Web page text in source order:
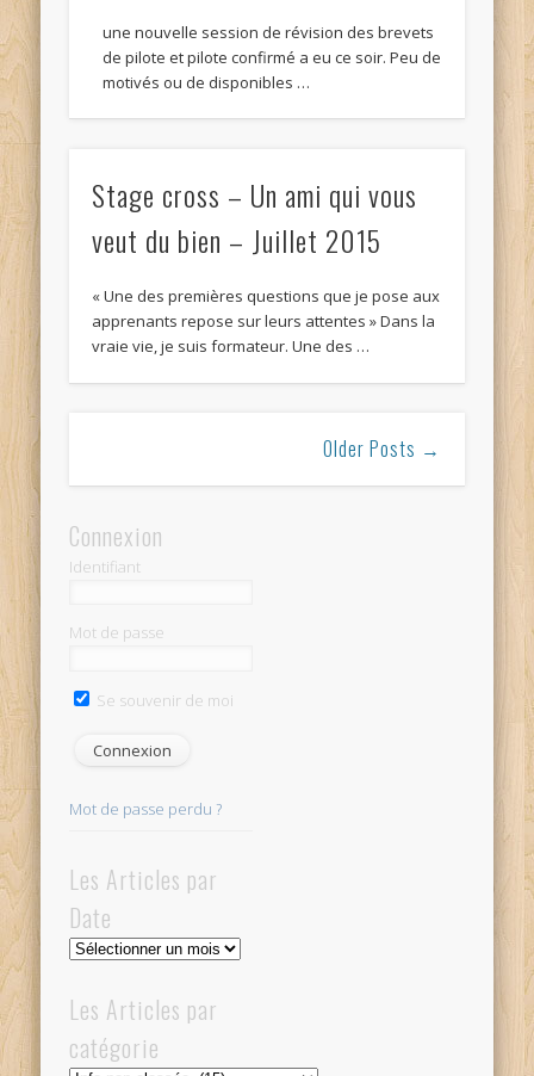
une nouvelle session de révision des brevets
de pilote et pilote confirmé a eu ce soir. Peu de
motivés ou de disponibles …
Stage cross – Un ami qui vous
veut du bien – Juillet 2015
« Une des premières questions que je pose aux
apprenants repose sur leurs attentes » Dans la
vraie vie, je suis formateur. Une des …
Older Posts →
Connexion
Identifiant
Mot de passe
Se souvenir de moi
Mot de passe perdu ?
Les Articles par
Date
Les
par
Date
Les Articles par
catégorie